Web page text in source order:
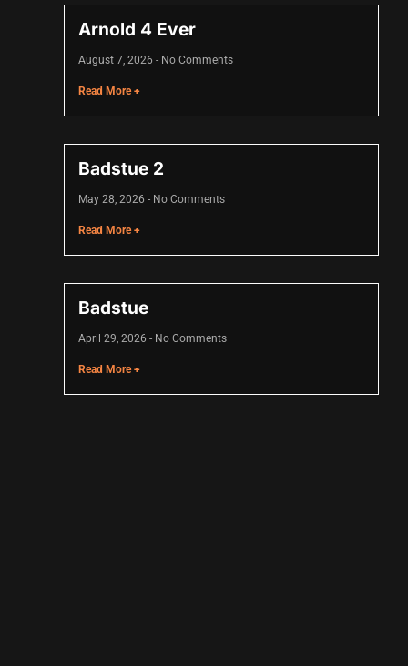
Arnold 4 Ever
August 7, 2026 No Comments
Read More +
Badstue 2
May 28, 2026 No Comments
Read More +
Badstue
April 29, 2026 No Comments
Read More +